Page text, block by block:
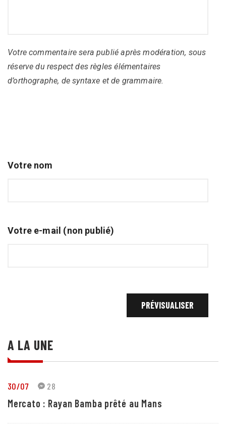
Votre commentaire sera publié après modération, sous
réserve du respect des règles élémentaires
d’orthographe, de syntaxe et de grammaire.
Votre nom
Votre e-mail (non publié)
A LA UNE
30/07 28
Mercato : Rayan Bamba prêté au Mans